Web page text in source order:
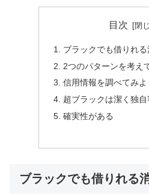
目次
ブラックでも借りれ
2つのパターンを考え
信用情報を調べてみよ
超ブラックは潔く独
確実性がある
ブラックでも借りれる